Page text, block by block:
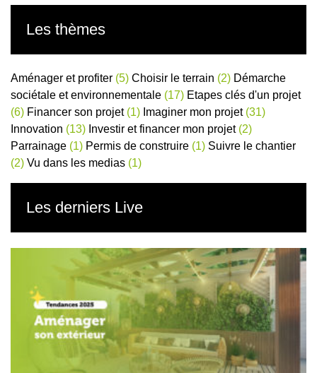
Les thèmes
Aménager et profiter (5) Choisir le terrain (2) Démarche
sociétale et environnementale (17) Etapes clés d'un projet
(6) Financer son projet(1) Imaginer mon projet(31)
Innovation (13) Investir et financer mon projet(2)
Parrainage (1) Permis de construire (1) Suivre le chantier
(2) Vu dans les medias (1)
Les derniers Live